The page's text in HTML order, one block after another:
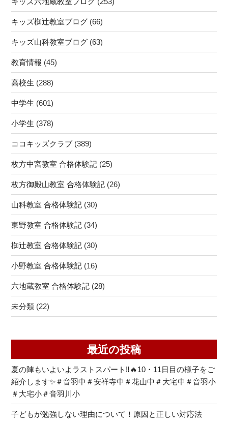
キッズ椥辻教室ブログ (66)
キッズ山科教室ブログ (63)
教育情報 (45)
高校生 (288)
中学生 (601)
小学生 (378)
ココキッズクラブ (389)
枚方中宮教室 合格体験記 (25)
枚方御殿山教室 合格体験記 (26)
山科教室 合格体験記 (30)
東野教室 合格体験記 (34)
椥辻教室 合格体験記 (30)
小野教室 合格体験記 (16)
六地蔵教室 合格体験記 (28)
未分類 (22)
最近の投稿
夏の陣もいよいよラストスパート‼🔥10・11日目の様子をご
紹介します✨＃音羽中＃安祥寺中＃花山中＃大宅中＃音羽小
＃大宅小＃音羽川小
子どもが勉強しない理由について！原因と正しい対応法